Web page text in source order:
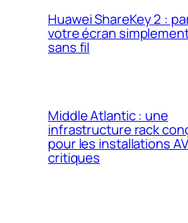
Huawei ShareKey 2 :
votre écran
sans fil
Middle Atlantic : une
infrastructure rack
pour les installations AV
critiques